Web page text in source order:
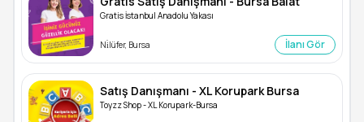
Gratis İstanbul Anadolu Yakası
Ni̇lüfer, Bursa İlanı Gör
Satış Danışmanı - XL Korupark Bursa
Toyzz Shop - XL Korupark-Bursa